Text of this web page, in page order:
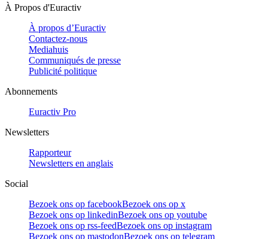
À Propos d'Euractiv
À propos d’Euractiv
Contactez-nous
Mediahuis
Communiqués de presse
Publicité politique
Abonnements
Euractiv Pro
Newsletters
Rapporteur
Newsletters en anglais
Social
Bezoek ons op facebookBezoek ons op x
Bezoek ons op linkedinBezoek ons op youtube
Bezoek ons op rss-feedBezoek ons op instagram
Bezoek ons op mastodonBezoek ons op telegram